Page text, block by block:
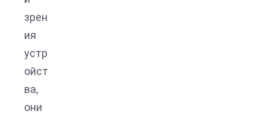
зрен
ия
устр
ойст
ва,
они